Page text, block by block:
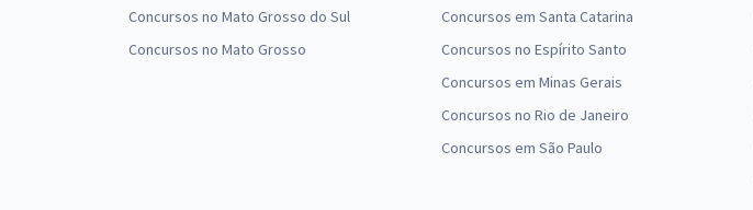
Concursos no Mato Grosso do Sul
Concursos no Mato Grosso
Concursos em Santa Catarina
Concursos no Espírito Santo
Concursos em Minas Gerais
Concursos no Rio de Janeiro
Concursos em São Paulo